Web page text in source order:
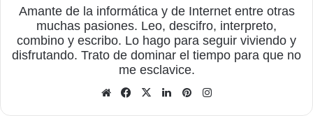
Amante de la informática y de Internet entre otras
muchas pasiones. Leo, descifro, interpreto,
combino y escribo. Lo hago para seguir viviendo y
disfrutando. Trato de dominar el tiempo para que no
me esclavice.
Sitio
Facebook
X LinkedInPinterest